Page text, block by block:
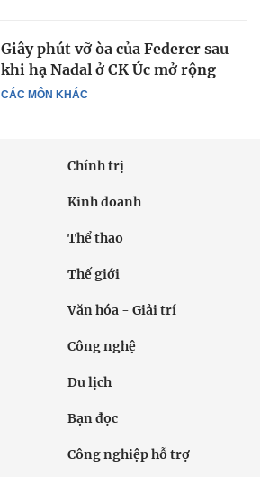
CÁC MÔN KHÁC
Giây phút vỡ òa của Federer sau
khi hạ Nadal ở CK Úc mở rộng
Chính trị
Kinh doanh
Thể thao
Thế giới
Văn hóa - Giải trí
Công nghệ
Du lịch
Bạn đọc
Công nghiệp hỗ trợ